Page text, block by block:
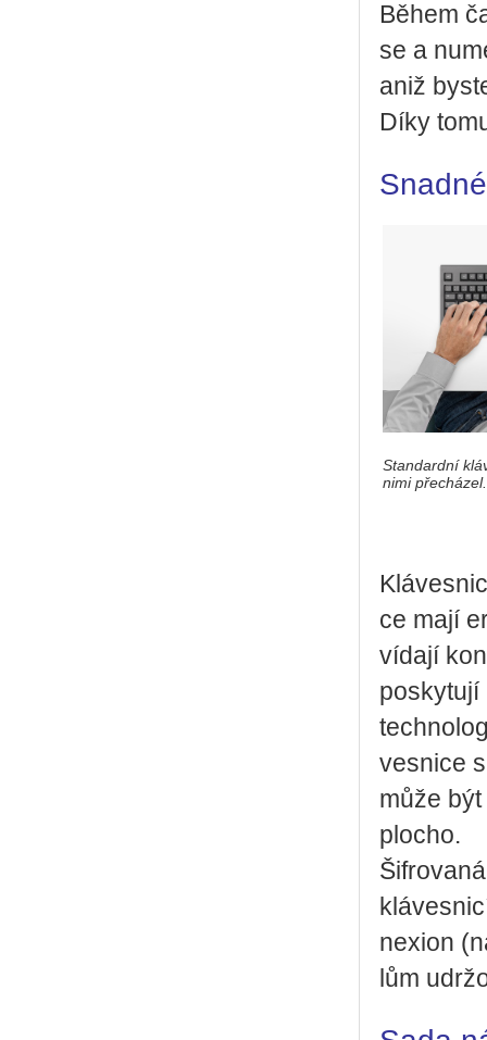
Během
se a
aniž
Díky
Standardní
nimi přecházel.
ce mají
ví­da­jí
po­sky­tu­jí
ves­ni­ce
může
plo­cho.
nexi­on
lům